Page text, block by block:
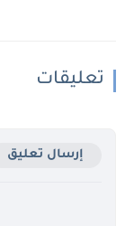
تعليقات
إرسال تعليق